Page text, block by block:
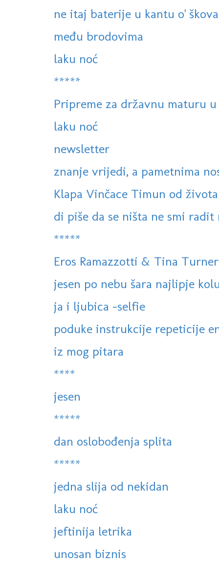
ne itaj baterije u kantu o'
među brodovima
laku noć
*****
Pripreme za državnu maturu
laku noć
newsletter
znanje vrijedi, a pametnima
Klapa Vinčace Timun od života
di piše da se ništa ne smi radit
*****
Eros Ramazzotti & Tina
jesen po nebu šara najlipje
ja i ljubica -selfie
poduke instrukcije repeticije
iz mog pitara
****
jesen
*****
dan oslobođenja splita
*****
jedna slija od nekidan
laku noć
jeftinija letrika
unosan biznis